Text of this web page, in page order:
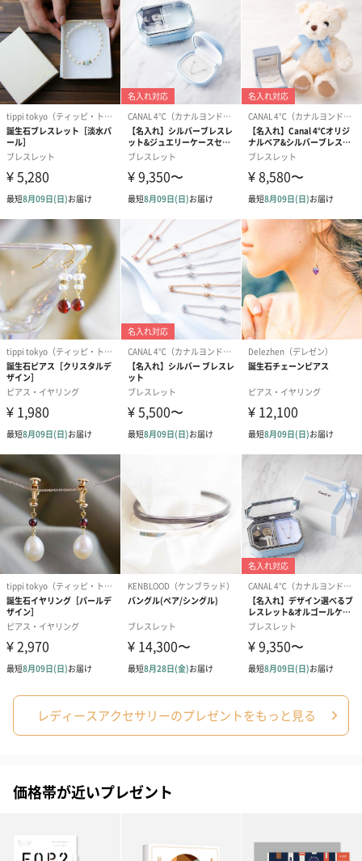
レディースアクセサリーのプレゼントをもっと見る
価格帯が近いプレゼント